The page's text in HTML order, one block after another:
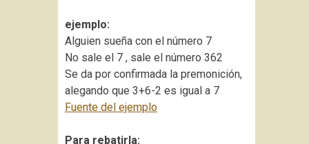
ejemplo:
Alguien sueña con el número 7
No sale el 7 , sale el número 362
Se da por confirmada la premonición,
alegando que 3+6-2 es igual a 7
Fuente del ejemplo
Para rebatirla: